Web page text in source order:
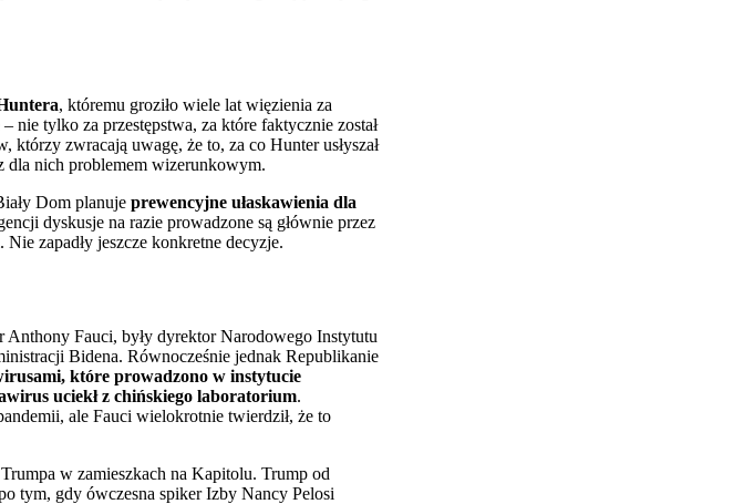
, któremu groziło wiele lat więzienia za
nie tylko za przestępstwa, za które faktycznie został
którzy zwracają uwagę, że to, za co Hunter usłyszał
dla nich problemem wizerunkowym.
Dom planuje prewencyjne ułaskawienia dla
dyskusje na razie prowadzone są głównie przez
zapadły jeszcze konkretne decyzje.
Anthony Fauci, były dyrektor Narodowego Instytutu
Bidena. Równocześnie jednak Republikanie
które prowadzono w instytucie
uciekł z chińskiego laboratorium.
ale Fauci wielokrotnie twierdził, że to
w zamieszkach na Kapitolu. Trump od
tym, gdy ówczesna spiker Izby Nancy Pelosi